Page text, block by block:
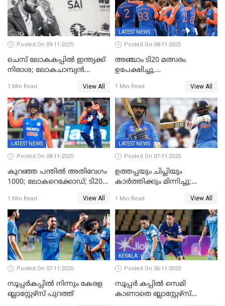
Posted On 09-11-2025
ചെസ് ലോകകപ്പില്‍ ഇന്ത്യക്ക്
നിരാശ; ലോകചാമ്പ്യന്‍
1 Min Read View All
LATEST NEWS
Posted On 08-11-2025
അഞ്ചാം ടി20 മത്സരം
ഉപേക്ഷിച്ചു,
ജയിച്ച് ഇന്ത്യ
1 Min Read View All
LATEST NEWS
Posted On 08-11-2025
കുറഞ്ഞ പന്തിൽ അതിവേഗം
1000; ലോകറെക്കോഡ്; ടി20
അപൂര്‍വനേട്ടവുമായി
അഭിഷേക് ശർമ
1 Min Read View All
LATEST NEWS
Posted On 07-11-2025
ഉത്തപ്പയും ചിപ്ലിയും
കാർത്തിക്കും മിന്നിച്ചു;
ഇന്ത്യ; ഹോങ്കോങ് സിക്സസ്
ക്രിക്കറ്റ് ടൂർണമെന്റിൽ ജയം
1 Min Read View All
Posted On 07-11-2025
സൂപ്പര്‍കപ്പില്‍ നിന്നും കേരള
ബ്ലാസ്റ്റേഴ്‌സ് പുറത്ത്
KERALA
Posted On 06-11-2025
സൂപ്പർ കപ്പിൽ സെമി
കാണാതെ ബ്ലാസ്റ്റേഴ്സ്